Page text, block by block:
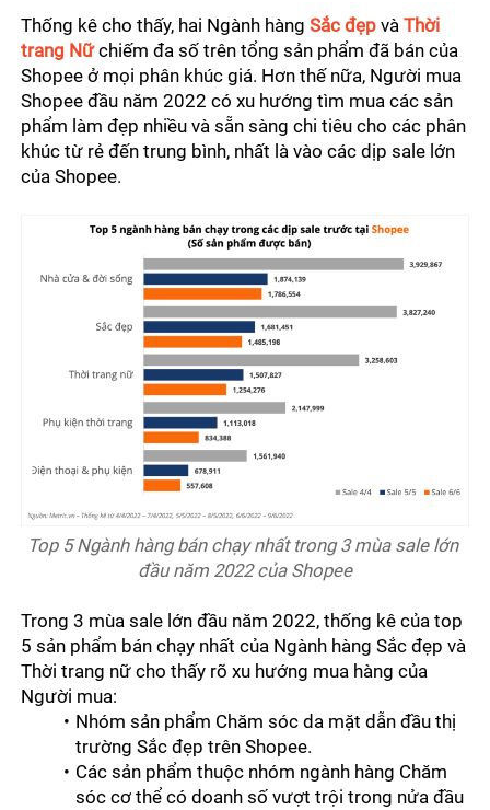
Thống kê cho thấy, hai Ngành hàng Sắc đẹp và Thời
trang Nữ chiếm đa số trên tổng sản phẩm đã bán của
Shopee ở mọi phân khúc giá. Hơn thế nữa, Người mua
Shopee đầu năm 2022 có xu hướng tìm mua các sản
phẩm làm đẹp nhiều và sẵn sàng chi tiêu cho các phân
khúc từ rẻ đến trung bình, nhất là vào các dịp sale lớn
của Shopee.
Top 5 Ngành hàng bán chạy nhất trong 3 mùa sale lớn
đầu năm 2022 của Shopee
Trong 3 mùa sale lớn đầu năm 2022, thống kê của top
5 sản phẩm bán chạy nhất của Ngành hàng Sắc đẹp và
Thời trang nữ cho thấy rõ xu hướng mua hàng của
Người mua:
Nhóm sản phẩm Chăm sóc da mặt dẫn đầu thị
trường Sắc đẹp trên Shopee.
Các sản phẩm thuộc nhóm ngành hàng Chăm
sóc cơ thể có doanh số vượt trội trong nửa đầu